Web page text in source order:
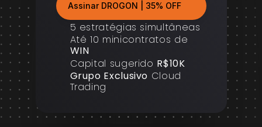
Assinar DROGON | 35% OFF
5 estratégias simultâneas
WIN
Capital sugerido R$10K
Grupo Exclusivo Cloud
Trading